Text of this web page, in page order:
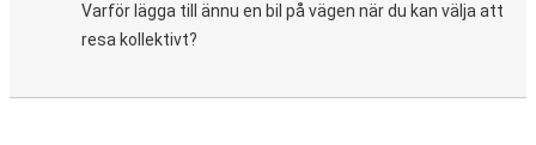
Varför lägga till ännu en bil på vägen när du kan välja att
resa kollektivt?